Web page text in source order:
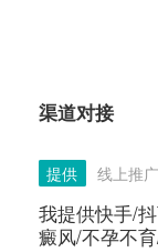
渠道对接
提供 线上推
我提供快手/
癜风/不孕不